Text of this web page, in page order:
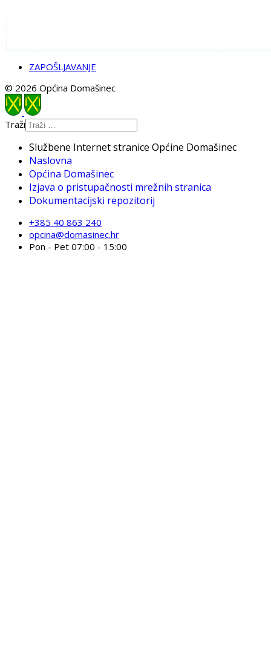
ZAPOŠLJAVANJE
© 2026 Općina Domašinec
Traži
Službene Internet stranice Općine Domašinec
Naslovna
Općina Domašinec
Izjava o pristupačnosti mrežnih stranica
Dokumentacijski repozitorij
+385 40 863 240
opcina@domasinec.hr
Pon - Pet 07:00 - 15:00